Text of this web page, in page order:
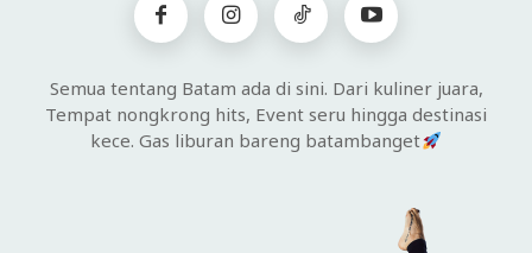
Semua tentang Batam ada di sini. Dari kuliner juara,
Tempat nongkrong hits, Event seru hingga destinasi
kece. Gas liburan bareng batambanget